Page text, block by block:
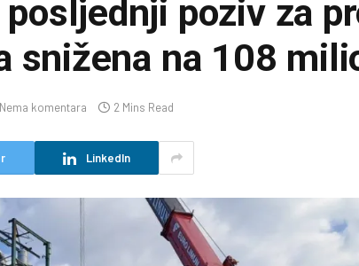
poziv za
snižena na 108
Nema komentara 2 Mins Read
LinkedIn